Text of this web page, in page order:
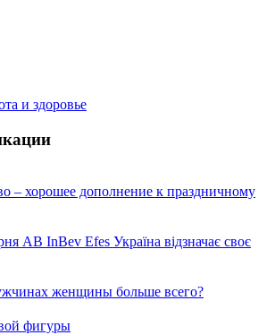
и здоровье
– хорошее дополнение к праздничному
AB InBev Efes Україна відзначає своє
женщины больше всего?
фигуры